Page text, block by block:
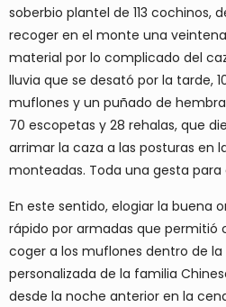
soberbio plantel de 113 cochinos,
recoger en el monte una
material por lo complicado del
lluvia que se desató por la tarde,
muflones y un puñado de
70 escopetas y 28 rehalas, que
arrimar la caza a las posturas en
monteadas. Toda una gesta
En este sentido, elogiar la buena
rápido por armadas que permitió
coger a los muflones dentro de
personalizada de la familia
desde la noche anterior en la